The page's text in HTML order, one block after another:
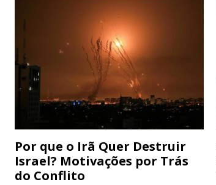
Por que o Irã Quer Destruir
Israel? Motivações por Trás
do Conflito